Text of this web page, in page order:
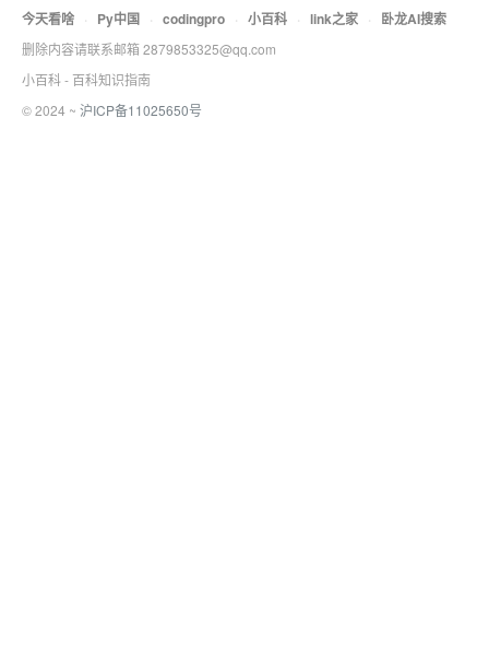
今天看啥 · Py中国 · codingpro · 小百科 · link之家 · 卧龙AI搜索
删除内容请联系邮箱 2879853325@qq.com
小百科 - 百科知识指南
© 2024 ~ 沪ICP备11025650号